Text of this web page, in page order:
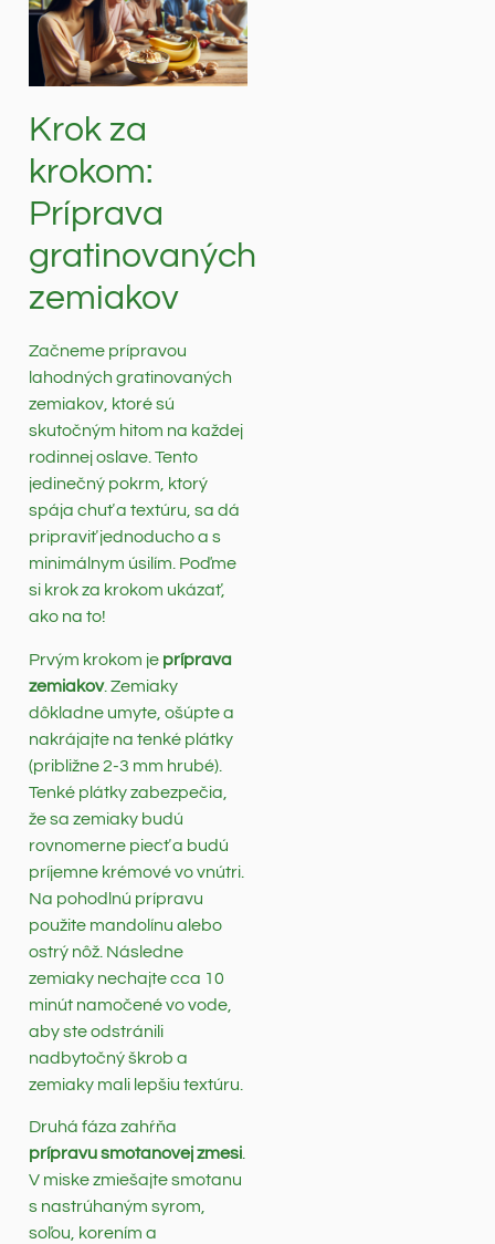
Krok za
krokom:
Príprava
gratinovaných
zemiakov
Začneme prípravou
lahodných gratinovaných
zemiakov, ktoré sú
skutočným hitom na každej
rodinnej oslave. Tento
jedinečný pokrm, ktorý
spája chuť a textúru, sa dá
pripraviť jednoducho a s
minimálnym úsilím. Poďme
si krok za krokom ukázať,
ako na to!
Prvým krokom je príprava
zemiakov. Zemiaky
dôkladne umyte, ošúpte a
nakrájajte na tenké plátky
(približne 2-3 mm hrubé).
Tenké plátky zabezpečia,
že sa zemiaky budú
rovnomerne piecť a budú
príjemne krémové vo vnútri.
Na pohodlnú prípravu
použite mandolínu alebo
ostrý nôž. Následne
zemiaky nechajte cca 10
minút namočené vo vode,
aby ste odstránili
nadbytočný škrob a
zemiaky mali lepšiu textúru.
Druhá fáza zahŕňa
prípravu smotanovej zmesi
V miske zmiešajte smotanu
s nastrúhaným syrom,
soľou, korením a